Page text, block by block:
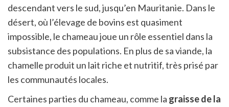
descendant vers le sud, jusqu’en Mauritanie. Dans le
désert, où l’élevage de bovins est quasiment
impossible, le chameau joue un rôle essentiel dans la
subsistance des populations. En plus de sa viande, la
chamelle produit un lait riche et nutritif, très prisé par
les communautés locales.
Certaines parties du chameau, comme la graisse de la